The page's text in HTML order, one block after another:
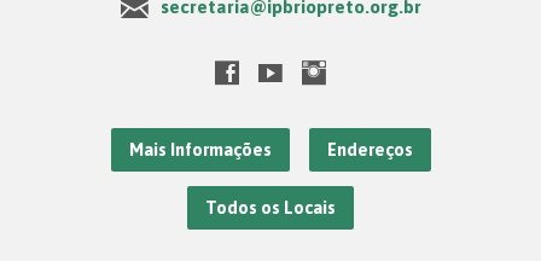
secretaria@ipbriopreto.org.br
Mais Informações Endereços
Todos os Locais